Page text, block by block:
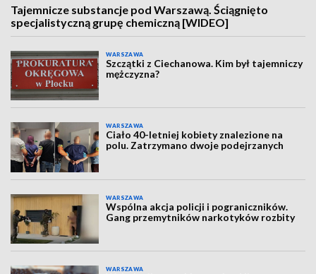
Tajemnicze substancje pod Warszawą. Ściągnięto
specjalistyczną grupę chemiczną [WIDEO]
WARSZAWA
Szczątki z Ciechanowa. Kim był tajemniczy
mężczyzna?
WARSZAWA
Ciało 40-letniej kobiety znalezione na
polu. Zatrzymano dwoje podejrzanych
WARSZAWA
Wspólna akcja policji i pograniczników.
Gang przemytników narkotyków rozbity
WARSZAWA